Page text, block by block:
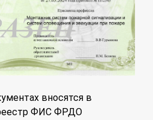
вносятся в
ФИС ФРДО